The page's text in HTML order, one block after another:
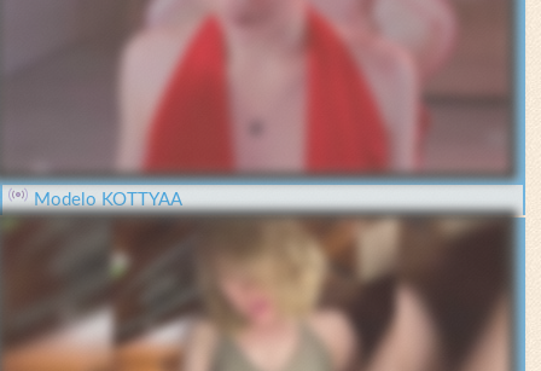
Modelo KOTTYAA